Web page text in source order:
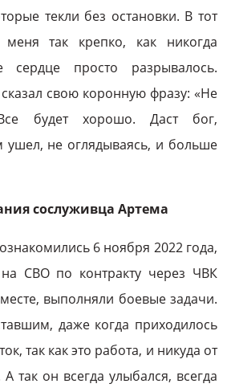
текли без остановки. В тот
так крепко, как никогда
просто разрывалось.
свою коронную фразу: «Не
будет хорошо. Даст бог,
ушел, не оглядываясь, и больше
сослуживца Артема
6 ноября 2022 года,
СВО по контракту через ЧВК
выполняли боевые задачи.
даже когда приходилось
так как это работа, и никуда от
так он всегда улыбался, всегда